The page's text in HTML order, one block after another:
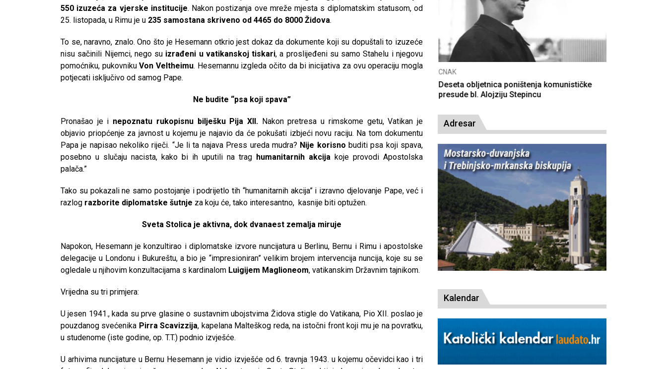
550 izuzeća za vjerske institucije. Nakon postizanja ove mreže mjesta s diplomatskim statusom, od
25. listopada, u Rimu je u 235 samostana skriveno od 4465 do 8000 Židova.
To se, naravno, znalo. Ono što je Hesemann otkrio jest dokaz da dokumente koji su dopuštali to izuzeće
nisu sačinili Nijemci, nego su izrađeni u vatikanskoj tiskari, a proslijeđeni su samo Stahelu i njegovu
pomoćniku, pukovnikuVon Veltheimu. Hesemannu izgleda očito da bi inicijativa za ovu operaciju mogla
potjecati isključivo od samog Pape.
Ne budite “psa koji spava”
Pronašao je i nepoznatu rukopisnu bilješku Pija XII. Nakon pretresa u rimskome getu, Vatikan je
objavio priopćenje za javnost u kojemu je najavio da će pokušati izbjeći novu raciju. Na tom dokumentu
Papa je napisao nekoliko riječi. “Je li ta najava Press ureda mudra? Nije korisno buditi psa koji spava,
posebno u slučaju nacista, kako bi ih uputili na trag humanitarnih akcija koje provodi Apostolska
palača.”
Tako su pokazali ne samo postojanje i podrijetlo tih “humanitarnih akcija” i izravno djelovanje Pape, već i
razlog razborite diplomatske šutnje za koju će, tako interesantno, kasnije biti optužen.
Sveta Stolica je aktivna, dok dvanaest zemalja miruje
Napokon, Hesemann je konzultirao i diplomatske izvore nuncijatura u Berlinu, Bernu i Rimu i apostolske
delegacije u Londonu i Bukureštu, a bio je “impresioniran” velikim brojem intervencija nuncija, koje su se
ogledale u njihovim konzultacijama s kardinalom Luigijem Maglioneom, vatikanskim Državnim tajnikom.
Vrijedna su tri primjera:
U jesen 1941., kada su prve glasine o sustavnim ubojstvima Židova stigle do Vatikana, Pio XII. poslao je
pouzdanog svećenika Pirra Scavizzija, kapelana Malteškog reda, na istočni front koji mu je na povratku,
u studenome (iste godine, op. T.T.) podnio izvješće.
U arhivima nuncijature u Bernu Hesemann je vidio izvješće od 6. travnja 1943. u kojemu očevidci kao i tri
Kad se nasilje pretvara u optužnicu
CNAK
Deseta obljetnica poništenja komunističke
presude bl. Alojziju Stepincu
Adresar
Kalendar